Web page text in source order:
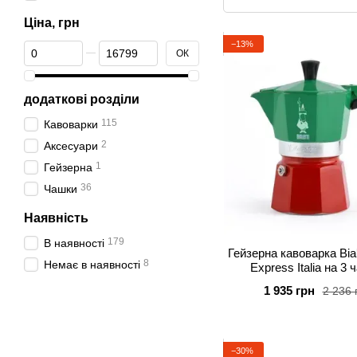
−13%
Гейзерна кавоварка
Express Italia на 3
2 236
1 935 грн
−30%
Ціна, грн
Від Ціна, грн
До Ціна, грн ОК
додаткові розділи
Кавоварки 115
Аксесуари 2
Гейзерна 1
Чашки 36
Наявність
В наявності 179
Немає в наявності 8